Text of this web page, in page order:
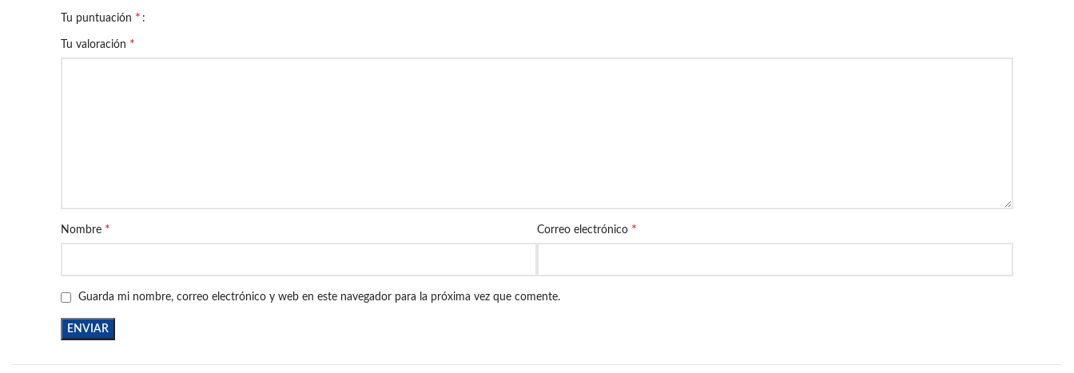
Tu puntuación *
Tu valoración *
Nombre * Correo electrónico *
Guarda mi nombre, correo electrónico y web en este navegador para la próxima vez que comente.